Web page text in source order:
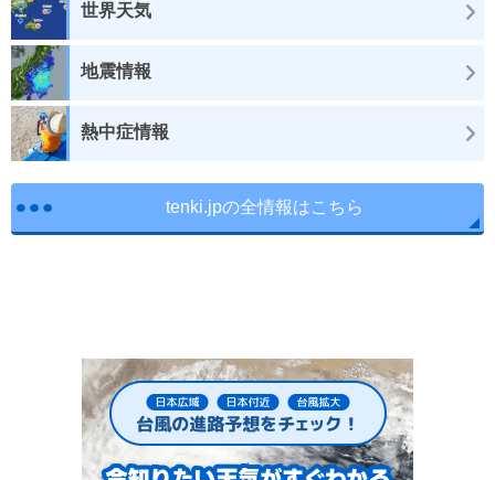
世界天気
地震情報
熱中症情報
tenki.jpの全情報はこちら